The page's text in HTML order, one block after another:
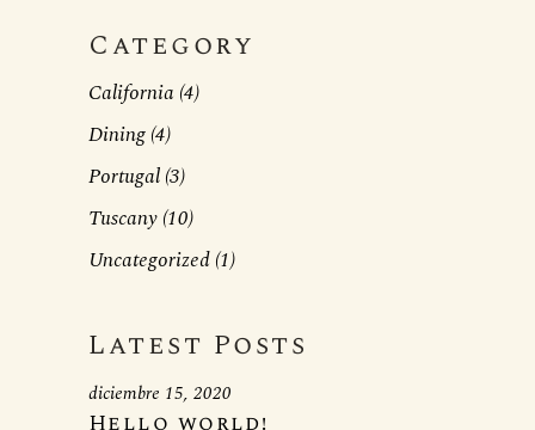
Category
California (4)
Dining(4)
Portugal(3)
Tuscany(10)
Uncategorized(1)
Latest Posts
Hello world!
diciembre 15, 2020